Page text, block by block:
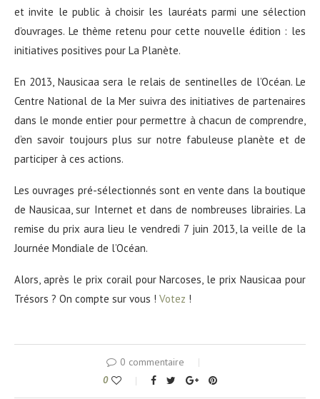
et invite le public à choisir les lauréats parmi une sélection
d’ouvrages. Le thème retenu pour cette nouvelle édition : les
initiatives positives pour La Planète.
En 2013, Nausicaa sera le relais de sentinelles de l’Océan. Le
Centre National de la Mer suivra des initiatives de partenaires
dans le monde entier pour permettre à chacun de comprendre,
d’en savoir toujours plus sur notre fabuleuse planète et de
participer à ces actions.
Les ouvrages pré-sélectionnés sont en vente dans la boutique
de Nausicaa, sur Internet et dans de nombreuses librairies. La
remise du prix aura lieu le vendredi 7 juin 2013, la veille de la
Journée Mondiale de l’Océan.
Alors, après le prix corail pour Narcoses, le prix Nausicaa pour
Trésors ? On compte sur vous ! Votez !
0 commentaire
0